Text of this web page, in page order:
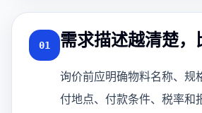
01 需求描述越清楚，
询价前应明确物料名称、规
付地点、付款条件、税率和